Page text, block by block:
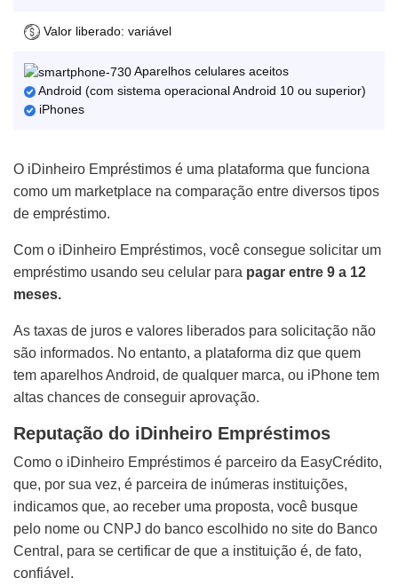
Valor liberado: variável
Aparelhos celulares aceitos
Android (com sistema operacional Android 10 ou superior)
iPhones
O iDinheiro Empréstimos é uma plataforma que funciona
como um marketplace na comparação entre diversos tipos
de empréstimo.
Com o iDinheiro Empréstimos, você consegue solicitar um
empréstimo usando seu celular para pagar entre 9 a 12
meses.
As taxas de juros e valores liberados para solicitação não
são informados. No entanto, a plataforma diz que quem
tem aparelhos Android, de qualquer marca, ou iPhone tem
altas chances de conseguir aprovação.
Reputação do iDinheiro Empréstimos
Como o iDinheiro Empréstimos é parceiro da EasyCrédito,
que, por sua vez, é parceira de inúmeras instituições,
indicamos que, ao receber uma proposta, você busque
pelo nome ou CNPJ do banco escolhido no site do Banco
Central, para se certificar de que a instituição é, de fato,
confiável.